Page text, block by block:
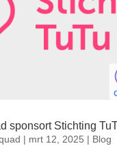
sponsort Stichting
| mrt 12, 2025 | Blog